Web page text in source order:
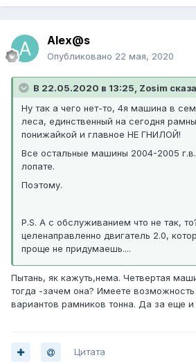
Alex@s
Опубликовано 22 мая, 2020
В 22.05.2020 в 13:25, Zosim
Ну так а чего нет-то, 4я машина в
леса, единственный на сегодня
понижайкой и главное НЕ ГНИЛОЙ!
Все остальные машины 2004-2005
лопате.
Поэтому.
P.S. А с обслуживанием что не так,
целенаправленно двигатель 2.0,
проще не придумаешь....
Пытань, як кажуть,нема. Четвертая
тогда -зачем она? Имеете
вариантов рамников тонна. Да за еще
Цитата